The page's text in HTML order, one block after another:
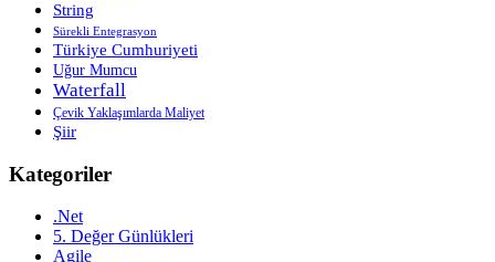
String
Sürekli Entegrasyon
Türkiye Cumhuriyeti
Uğur Mumcu
Waterfall
Çevik Yaklaşımlarda Maliyet
Şiir
Kategoriler
.Net
5. Değer Günlükleri
Agile